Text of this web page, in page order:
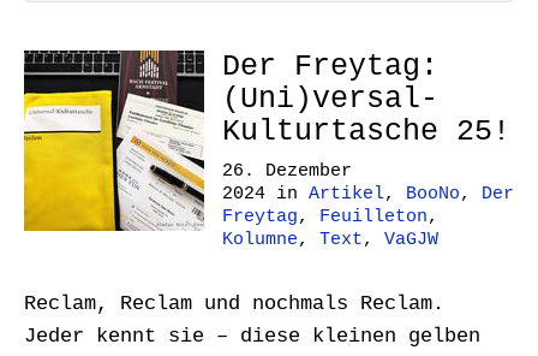
Der Freytag:
(Uni)versal-
Kulturtasche 25!
26. Dezember
2024 in Artikel, BooNo, Der
Freytag, Feuilleton,
Kolumne, Text, VaGJW
Reclam, Reclam und nochmals Reclam.
Jeder kennt sie – diese kleinen gelben